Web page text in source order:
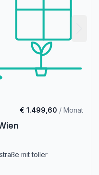
€ 1.499,60 / Monat
mit toller